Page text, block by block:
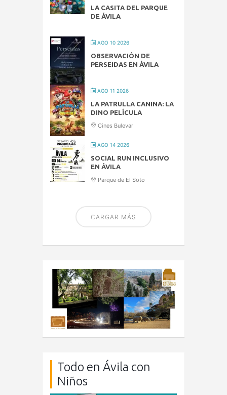
LA CASITA DEL PARQUE
DE ÁVILA
AGO 10 2026
OBSERVACIÓN DE
PERSEIDAS EN ÁVILA
AGO 11 2026
LA PATRULLA CANINA: LA
DINO PELÍCULA
Cines Bulevar
AGO 14 2026
SOCIAL RUN INCLUSIVO
EN ÁVILA
Parque de El Soto
CARGAR MÁS
Todo en Ávila con
Niños